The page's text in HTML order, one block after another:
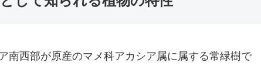
南西部が原産のマメ科アカシア属に属する常緑樹で